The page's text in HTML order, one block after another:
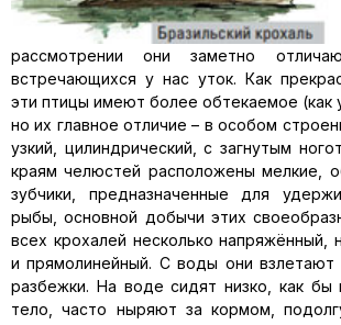
рассмотрении они заметно
встречающихся у нас уток. Как
эти птицы имеют более обтекаемое (как
но их главное отличие – в особом
узкий, цилиндрический, с загнутым
краям челюстей расположены мелкие,
зубчики, предназначенные для
рыбы, основной добычи этих
всех крохалей несколько напряжённый,
и прямолинейный. С воды они взлетают
разбежки. На воде сидят низко, как бы
тело, часто ныряют за кормом,